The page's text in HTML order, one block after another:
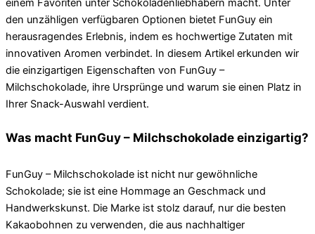
einem Favoriten unter Schokoladenliebhabern macht. Unter
den unzähligen verfügbaren Optionen bietet FunGuy ein
herausragendes Erlebnis, indem es hochwertige Zutaten mit
innovativen Aromen verbindet. In diesem Artikel erkunden wir
die einzigartigen Eigenschaften von FunGuy –
Milchschokolade, ihre Ursprünge und warum sie einen Platz in
Ihrer Snack-Auswahl verdient.
Was macht FunGuy – Milchschokolade einzigartig?
FunGuy – Milchschokolade ist nicht nur gewöhnliche
Schokolade; sie ist eine Hommage an Geschmack und
Handwerkskunst. Die Marke ist stolz darauf, nur die besten
Kakaobohnen zu verwenden, die aus nachhaltiger